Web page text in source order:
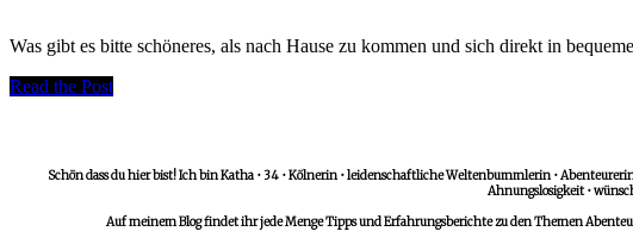
Was gibt es bitte schöneres, als nach Hause zu kommen und sich direkt in
Read the Post
Schön dass du hier bist! Ich bin Katha • 34 • Kölnerin • leidenschaftliche Weltenbummlerin •
Ahnungslosigkeit •
Auf meinem Blog findet ihr jede Menge Tipps und Erfahrungsberichte zu den Themen